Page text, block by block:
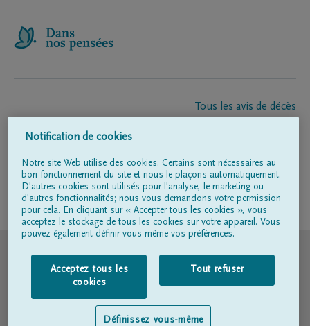
Tous les avis de décès
Entrepreneur de pompes funèbres
Suivez-nous sur
Conditions d'utilisation
Déclaration relative à la vie privée
Notification de cookies
Notre site Web utilise des cookies. Certains sont nécessaires au
bon fonctionnement du site et nous le plaçons automatiquement.
D'autres cookies sont utilisés pour l'analyse, le marketing ou
d'autres fonctionnalités; nous vous demandons votre permission
pour cela. En cliquant sur « Accepter tous les cookies », vous
acceptez le stockage de tous les cookies sur votre appareil. Vous
pouvez également définir vous-même vos préférences.
Acceptez tous les
cookies
Tout refuser
Définissez vous-même